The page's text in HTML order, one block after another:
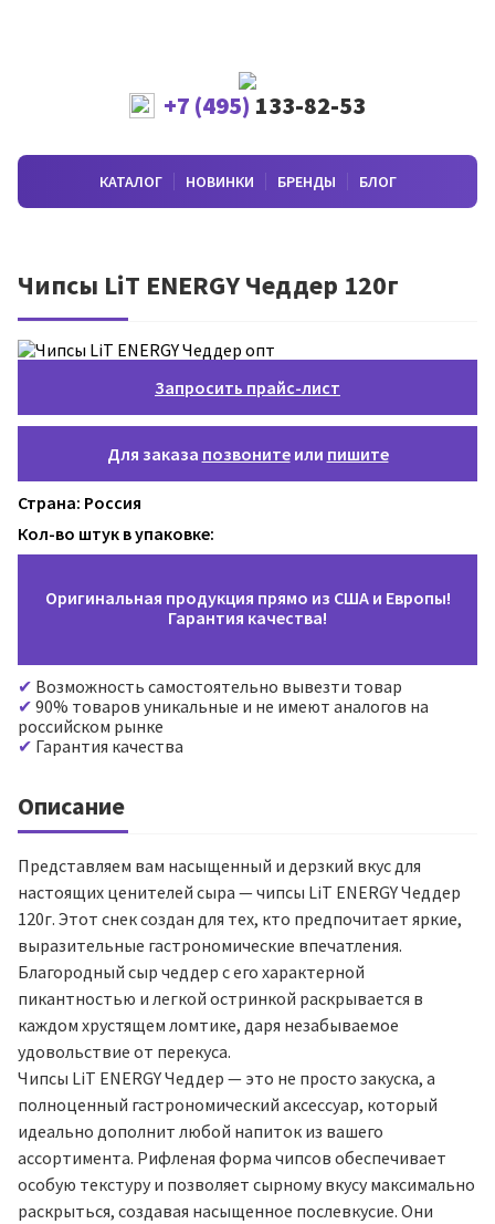
+7 (495) 133-82-53
КАТАЛОГ НОВИНКИ БРЕНДЫ БЛОГ
Чипсы LiT ENERGY Чеддер 120г
Запросить прайс-лист
Для заказа позвонитеили пишите
Страна: Россия
Кол-во штук в упаковке:
Оригинальная продукция прямо из США и Европы!
Гарантия качества!
Возможность самостоятельно вывезти товар
90% товаров уникальные и не имеют аналогов на
российском рынке
Гарантия качества
Описание
Представляем вам насыщенный и дерзкий вкус для
настоящих ценителей сыра — чипсы LiT ENERGY Чеддер
120г. Этот снек создан для тех, кто предпочитает яркие,
выразительные гастрономические впечатления.
Благородный сыр чеддер с его характерной
пикантностью и легкой остринкой раскрывается в
каждом хрустящем ломтике, даря незабываемое
удовольствие от перекуса.
Чипсы LiT ENERGY Чеддер — это не просто закуска, а
полноценный гастрономический аксессуар, который
идеально дополнит любой напиток из вашего
ассортимента. Рифленая форма чипсов обеспечивает
особую текстуру и позволяет сырному вкусу максимально
раскрыться, создавая насыщенное послевкусие. Они